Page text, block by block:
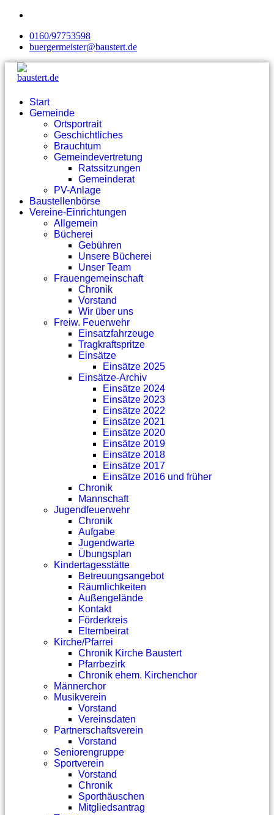
0160/97753598
buergermeister@baustert.de
Start
Gemeinde
Ortsportrait
Geschichtliches
Brauchtum
Gemeindevertretung
Ratssitzungen
Gemeinderat
PV-Anlage
Baustellenbörse
Vereine-Einrichtungen
Allgemein
Bücherei
Gebühren
Unsere Bücherei
Unser Team
Frauengemeinschaft
Chronik
Vorstand
Wir über uns
Freiw. Feuerwehr
Einsatzfahrzeuge
Tragkraftspritze
Einsätze
Einsätze 2025
Einsätze-Archiv
Einsätze 2024
Einsätze 2023
Einsätze 2022
Einsätze 2021
Einsätze 2020
Einsätze 2019
Einsätze 2018
Einsätze 2017
Einsätze 2016 und früher
Chronik
Mannschaft
Jugendfeuerwehr
Chronik
Aufgabe
Jugendwarte
Übungsplan
Kindertagesstätte
Betreuungsangebot
Räumlichkeiten
Außengelände
Kontakt
Förderkreis
Elternbeirat
Kirche/Pfarrei
Chronik Kirche Baustert
Pfarrbezirk
Chronik ehem. Kirchenchor
Männerchor
Musikverein
Vorstand
Vereinsdaten
Partnerschaftsverein
Vorstand
Seniorengruppe
Sportverein
Vorstand
Chronik
Sporthäuschen
Mitgliedsantrag